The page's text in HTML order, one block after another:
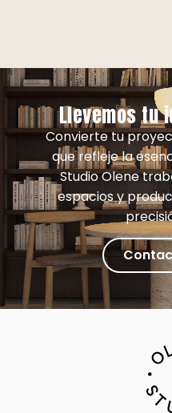
Llevemos tu
Convierte tu
que refleje la
Studio Olene
espacios y